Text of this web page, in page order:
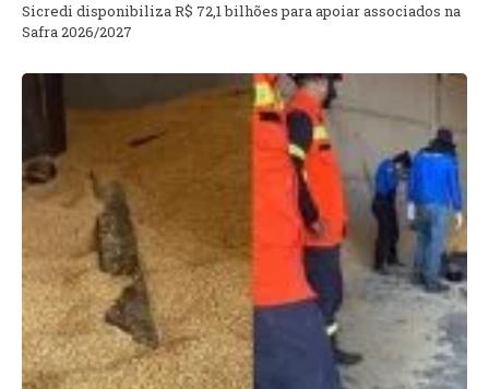
Sicredi disponibiliza R$ 72,1 bilhões para apoiar associados na
Safra 2026/2027